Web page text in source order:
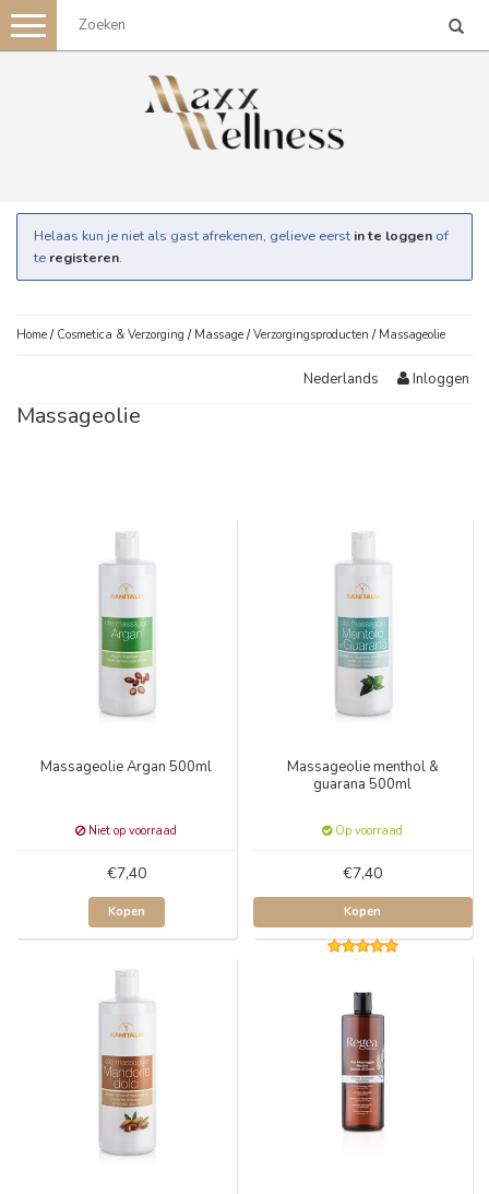
Toggle
navigation
Helaas kun je niet als gast afrekenen, gelieve eerst in te loggen of
te registeren.
Home / Cosmetica & Verzorging / Massage /Verzorgingsproducten / Massageolie
Nederlands Inloggen
Massageolie
Massageolie Argan 500ml
Niet op voorraad
€7,40
Kopen
Massageolie menthol &
guarana 500ml
Op voorraad
€7,40
Kopen